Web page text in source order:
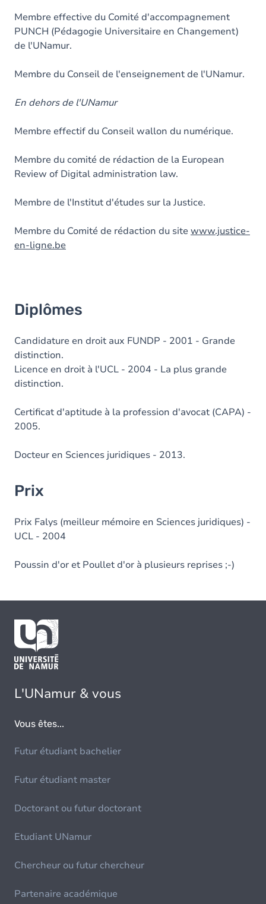
Membre effective du Comité d'accompagnement
PUNCH (Pédagogie Universitaire en Changement)
de l'UNamur.
Membre du Conseil de l'enseignement de l'UNamur.
En dehors de l'UNamur
Membre effectif du Conseil wallon du numérique.
Membre du comité de rédaction de la European
Review of Digital administration law.
Membre de l'Institut d'études sur la Justice.
Membre du Comité de rédaction du sitewww.justice-
en-ligne.be
Diplômes
Candidature en droit aux FUNDP - 2001 - Grande
distinction.
Licence en droit à l'UCL - 2004 - La plus grande
distinction.
Certificat d'aptitude à la profession d'avocat (CAPA) -
2005.
Docteur en Sciences juridiques - 2013.
Prix
Prix Falys (meilleur mémoire en Sciences juridiques) -
UCL - 2004
Poussin d'or et Poullet d'or à plusieurs reprises ;-)
L'UNamur & vous
Vous êtes...
Futur étudiant bachelier
Futur étudiant master
Doctorant ou futur doctorant
Etudiant UNamur
Chercheur ou futur chercheur
Partenaire académique